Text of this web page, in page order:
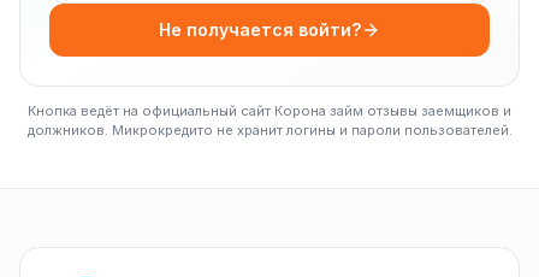
Не получается войти?
Кнопка ведёт на официальный сайт Корона займ отзывы заемщиков и
должников. Микрокредито не хранит логины и пароли пользователей.